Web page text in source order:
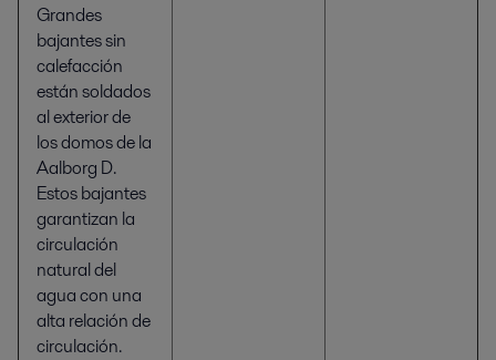
Grandes
bajantes sin
calefacción
están soldados
al exterior de
los domos de la
Aalborg D.
Estos bajantes
garantizan la
circulación
natural del
agua con una
alta relación de
circulación.